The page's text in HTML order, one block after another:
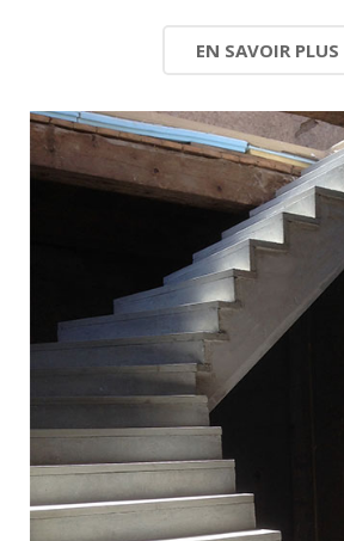
EN SAVOIR PLUS